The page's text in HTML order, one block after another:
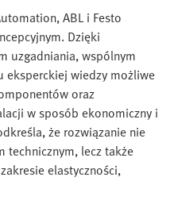
ABL i Festo
Dzięki
uzgadniania, wspólnym
eksperckiej wiedzy możliwe
oraz
w sposób ekonomiczny i
że rozwiązanie nie
technicznym, lecz także
elastyczności,